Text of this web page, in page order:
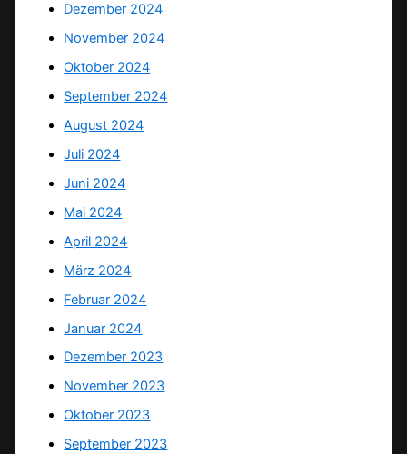
Dezember 2024
November 2024
Oktober 2024
September 2024
August 2024
Juli 2024
Juni 2024
Mai 2024
April 2024
März 2024
Februar 2024
Januar 2024
Dezember 2023
November 2023
Oktober 2023
September 2023